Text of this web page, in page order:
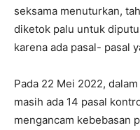
seksama menuturkan,
diketok palu untuk
karena ada pasal- pasal
Pada 22 Mei 2022,
masih ada 14 pasal
mengancam kebebasan